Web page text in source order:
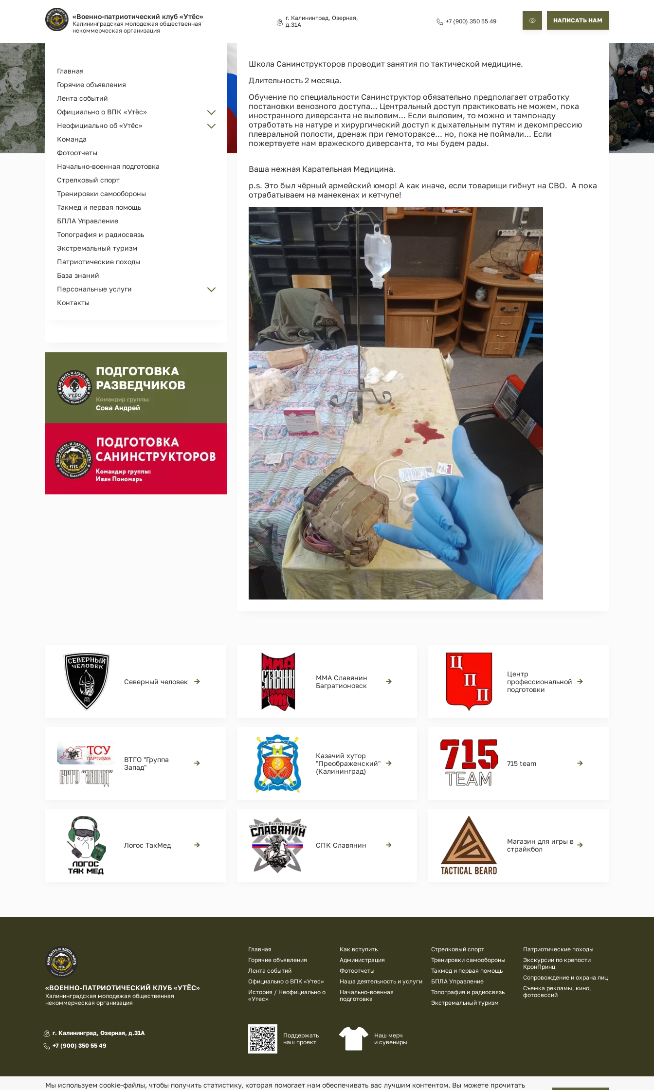
«Военно-патриотический клуб «Утёс»
Калининградская молодежая общественная
некоммерческая организация
г. Калининград, Озерная,
д.31А
+7 (900) 350 55 49 НАПИСАТЬ НАМ
Основная
навигация
Главная
Горячие объявления
Лента событий
Официально о ВПК «Утёс»
Администрация
Об организации ВПК «Утёс»
Как вступить
Наша деятельность и услуги
История РГ "Утёс"
Как помочь
Неофициально об «Утёс»
Наш клуб ВПК "Утёс"
Награды и дипломы
Наши выпускники
Мерч и сувениры
Видео
Библиотека клуба
Команда
Фотоотчеты
Начально-военная подготовка
Стрелковый спорт
Тренировки самообороны
Такмед и первая помощь
БПЛА Управление
Топография и радиосвязь
Экстремальный туризм
Патриотические походы
База знаний
Персональные услуги
Персональные тренировки
Контакты
Школа Санинструкторов проводит занятия по тактической медицине.
Длительность 2 месяца.
Обучение по специальности Санинструктор обязательно предполагает отработку
постановки венозного доступа... Центральный доступ практиковать не можем, пока
иностранного диверсанта не выловим... Если выловим, то можно и тампонаду
отработать на натуре и хирургический доступ к дыхательным путям и декомпрессию
плевральной полости, дренаж при гемотораксе... но, пока не поймали... Если
пожертвуете нам вражеского диверсанта, то мы будем рады.
Ваша нежная Карательная Медицина.
p.s. Это был чёрный армейский юмор! А как иначе, если товарищи гибнут на СВО. А пока
отрабатываем на манекенах и кетчупе!
Северный человек →
ММА Славянин
Багратионовск
→
Центр
профессиональной
подготовки
→
ВТГО "Группа
Запад"
→
Казачий хутор
"Преображенский"
(Калининград)
→ 715 team →
Логос ТакМед → СПК Славянин →
Магазин для игры в
страйкбол
→
«ВОЕННО-ПАТРИОТИЧЕСКИЙ КЛУБ «УТЁС»
Калининградская молодежая общественная
некоммерческая организация
Подвал
Главная
Горячие объявления
Лента событий
Официально о ВПК «Утес»
История / Неофициально о
«Утес»
Как вступить
Администрация
Фотоотчеты
Наша деятельность и услуги
Начально-военная
подготовка
Стрелковый спорт
Тренировки самообороны
Такмед и первая помощь
БПЛА Управление
Топография и радиосвязь
Экстремальный туризм
Патриотические походы
Экскурсии по крепости
КронПринц
Сопровождение и охрана лиц
Съемка рекламы, кино,
фотосессий
г. Калининград, Озерная, д.31А
+7 (900) 350 55 49
Поддержать
наш проект
Наш мерч
и сувениры
© «Военно-патриотический клуб «Утес» , 2026 Политика конфиденциальности Согласие на обработку перс. данных
Мы используем cookie-файлы, чтобы получить статистику, которая помогает нам обеспечивать вас лучшим контентом. Вы можете прочитать